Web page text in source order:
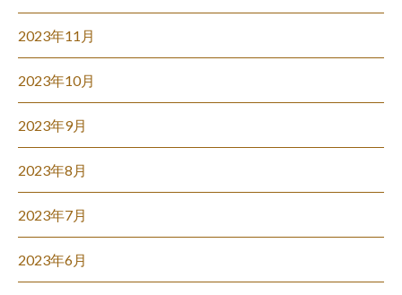
2023年11月
2023年10月
2023年9月
2023年8月
2023年7月
2023年6月